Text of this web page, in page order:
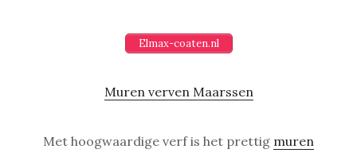
Elmax-coaten.nl
Muren verven Maarssen
Met hoogwaardige verf is het prettig muren